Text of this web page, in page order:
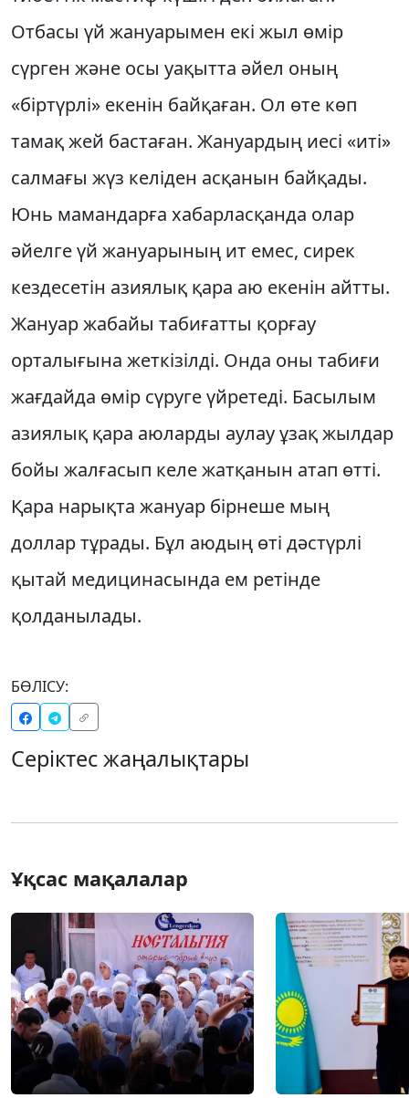
Отбасы үй жануарымен екі жыл өмір
сүрген және осы уақытта әйел оның
«біртүрлі» екенін байқаған. Ол өте көп
тамақ жей бастаған. Жануардың иесі «иті»
салмағы жүз келіден асқанын байқады.
Юнь мамандарға хабарласқанда олар
әйелге үй жануарының ит емес, сирек
кездесетін азиялық қара аю екенін айтты.
Жануар жабайы табиғатты қорғау
орталығына жеткізілді. Онда оны табиғи
жағдайда өмір сүруге үйретеді. Басылым
азиялық қара аюларды аулау ұзақ жылдар
бойы жалғасып келе жатқанын атап өтті.
Қара нарықта жануар бірнеше мың
доллар тұрады. Бұл аюдың өті дәстүрлі
қытай медицинасында ем ретінде
қолданылады.
БӨЛІСУ:
Серіктес жаңалықтары
Ұқсас мақалалар